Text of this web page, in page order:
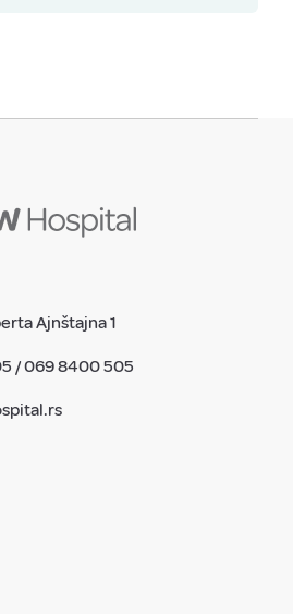
Ajnštajna 1
/ 069 8400 505